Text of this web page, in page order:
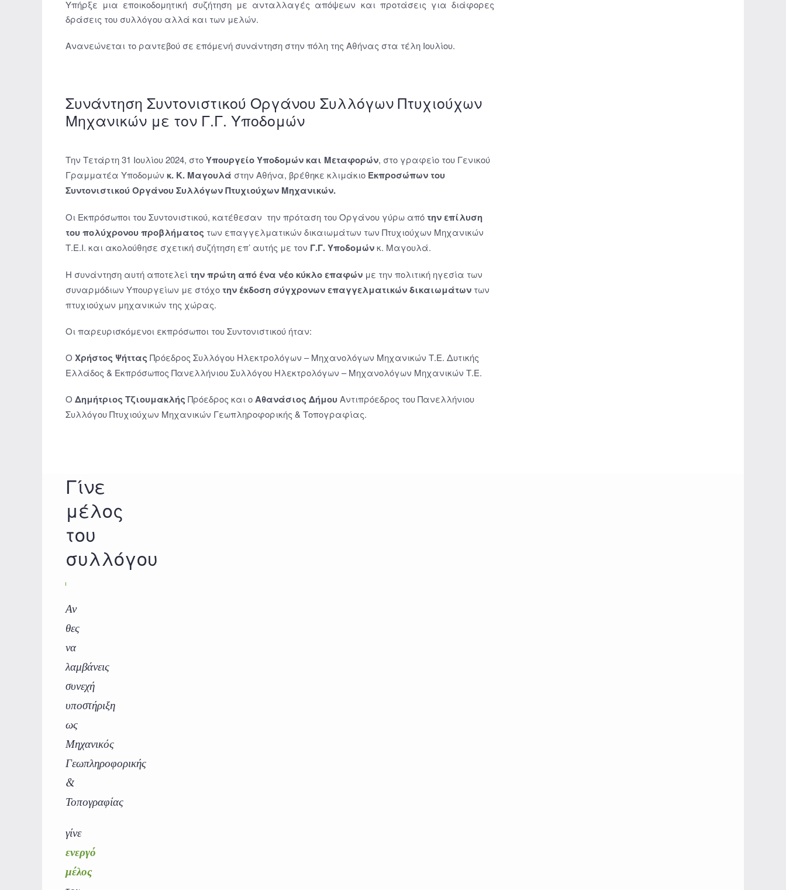
Υπήρξε μια εποικοδομητική συζήτηση με ανταλλαγές απόψεων και προτάσεις για διάφορες
δράσεις του συλλόγου αλλά και των μελών.
Ανανεώνεται το ραντεβού σε επόμενή συνάντηση στην πόλη της Αθήνας στα τέλη Ιουλίου.
Συνάντηση Συντονιστικού Οργάνου Συλλόγων Πτυχιούχων
Μηχανικών με τον Γ.Γ. Υποδομών
Την Τετάρτη 31 Ιουλίου 2024, στοΥπουργείο Υποδομών και Μεταφορών, στο γραφείο του Γενικού
Γραμματέα Υποδομών κ. Κ. Μαγουλά στην Αθήνα, βρέθηκε κλιμάκιο Εκπροσώπων του
Συντονιστικού Οργάνου Συλλόγων Πτυχιούχων Μηχανικών.
Οι Εκπρόσωποι του Συντονιστικού, κατέθεσαν την πρόταση του Οργάνου γύρω από την επίλυση
του πολύχρονου προβλήματος των επαγγελματικών δικαιωμάτων των Πτυχιούχων Μηχανικών
Τ.Ε.Ι. και ακολούθησε σχετική συζήτηση επ’ αυτής με τον Γ.Γ. Υποδομώνκ. Μαγουλά.
Η συνάντηση αυτή αποτελεί την πρώτη από ένα νέο κύκλο επαφών με την πολιτική ηγεσία των
συναρμόδιων Υπουργείων με στόχο την έκδοση σύγχρονων επαγγελματικών δικαιωμάτων των
πτυχιούχων μηχανικών της χώρας.
Οι παρευρισκόμενοι εκπρόσωποι του Συντονιστικού ήταν:
Ο Χρήστος Ψήττας Πρόεδρος Συλλόγου Ηλεκτρολόγων – Μηχανολόγων Μηχανικών Τ.Ε. Δυτικής
Ελλάδος & Εκπρόσωπος Πανελλήνιου Συλλόγου Ηλεκτρολόγων – Μηχανολόγων Μηχανικών Τ.Ε.
Ο Δημήτριος Τζιουμακλής Πρόεδρος και οΑθανάσιος ΔήμουΑντιπρόεδρος του Πανελλήνιου
Συλλόγου Πτυχιούχων Μηχανικών Γεωπληροφορικής & Τοπογραφίας.
Γίνε
μέλος
του
συλλόγου
Αν
θες
να
λαμβάνεις
συνεχή
υποστήριξη
ως
Μηχανικός
Γεωπληροφορικής
&
Τοπογραφίας
γίνε
ενεργό
μέλος